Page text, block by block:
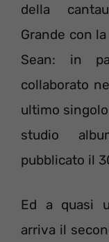
della
Grande con
Sean: in
collaborato
ultimo
studio
pubblicato il
Ed a quasi
arriva il